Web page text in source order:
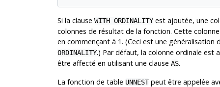
Si la clause WITH ORDINALITYest ajoutée, une
colonnes de résultat de la fonction. Cette
en commençant à 1. (Ceci est une
ORDINALITY.) Par défaut, la colonne ordinale est
être affecté en utilisant une clause AS.
La fonction de table UNNESTpeut être appelée